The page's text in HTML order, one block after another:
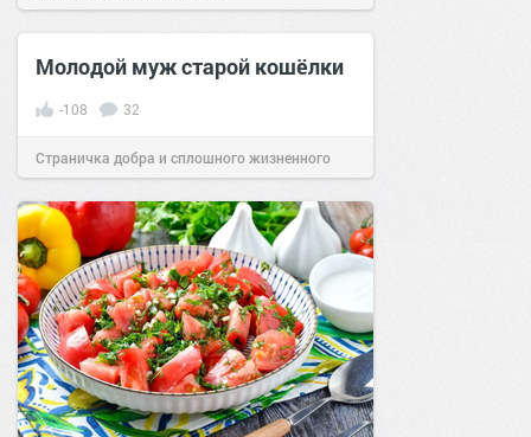
Молодой муж старой кошёлки
-108 32
Страничка добра и сплошного жизненного
позитива!10:0025 май 2018